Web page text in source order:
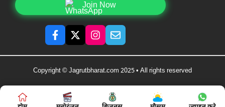
Join Now
Copyright © Jagrutbharat.com 2025 • All rights reserved